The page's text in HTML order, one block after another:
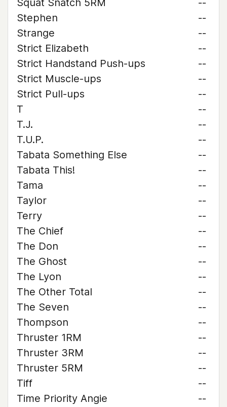
Squat Snatch 5RM
--
Stephen
--
Strange
--
Strict Elizabeth
--
Strict Handstand Push-ups
--
Strict Muscle-ups
--
Strict Pull-ups
--
T
--
T.J.
--
T.U.P.
--
Tabata Something Else
--
Tabata This!
--
Tama
--
Taylor
--
Terry
--
The Chief
--
The Don
--
The Ghost
--
The Lyon
--
The Other Total
--
The Seven
--
Thompson
--
Thruster 1RM
--
Thruster 3RM
--
Thruster 5RM
--
Tiff
--
Time Priority Angie
--